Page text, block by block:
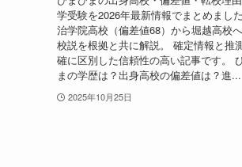
学受験を2026年最新情報でまとめまし
治学院高校（偏差値68）から堀越高校
校説を根拠と共に解説。 確定情報と推
確に区別した信頼性の高い記事です。
まの学歴は？出身高校の偏差値は？進...
2025年10月25日